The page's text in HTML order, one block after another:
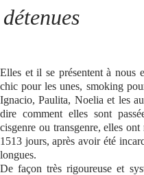
Se connecter
détenues
Elles et il se présentent à nous
chic pour les unes, smoking
Ignacio, Paulita, Noelia et les
dire comment elles sont
cisgenre ou transgenre, elles
1513 jours, après avoir été
longues.
De façon très rigoureuse et